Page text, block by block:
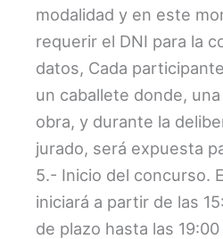
modalidad y en este
requerir el DNI para la
datos, Cada
un caballete donde,
obra, y durante la
jurado, será expuesta
5.- Inicio del concurso.
iniciará a partir de las
de plazo hasta las